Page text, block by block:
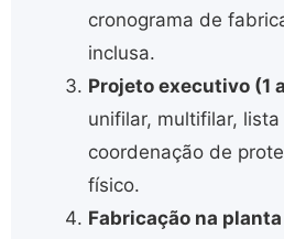
cronograma de
inclusa.
Projeto executivo (1
unifilar, multifilar,
coordenação de
físico.
Fabricação na